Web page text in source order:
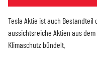
Tesla Aktie ist auch Bestandteil
aussichtsreiche Aktien aus
Klimaschutz bündelt.